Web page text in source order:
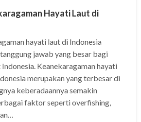
Hayati Laut di
hayati laut di Indonesia
jawab yang besar bagi
Keanekaragaman hayati
merupakan yang terbesar di
keberadaannya semakin
faktor seperti overfishing,